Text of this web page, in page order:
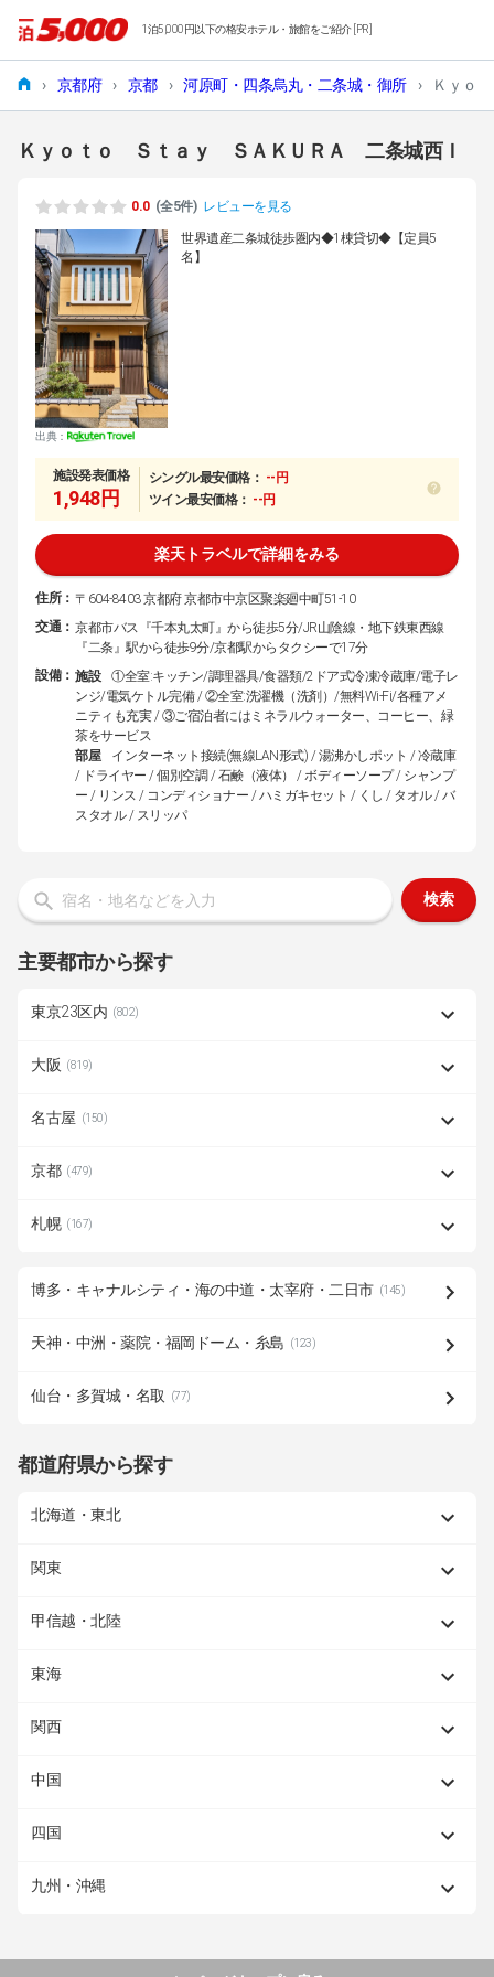
1泊5,000円以下の格安ホテル・旅館をご紹介 [PR]
› 京都府 › 京都 › 河原町・四条烏丸・二条城・御所 › Ｋｙｏ
Ｋｙｏｔｏ Ｓｔａｙ ＳＡＫＵＲＡ 二条城西Ｉ
0.0 (全5件) レビューを見る
出典：
世界遺産二条城徒歩圏内◆1棟貸切◆【定員5
名】
施設発表価格
1,948円
シングル最安価格： --円
ツイン最安価格： --円
楽天トラベルで詳細をみる
住所： 〒604-8403 京都府 京都市中京区聚楽廻中町51-10
交通： 京都市バス『千本丸太町』から徒歩5分/JR山陰線・地下鉄東西線
『二条』駅から徒歩9分/京都駅からタクシーで17分
設備： 施設
①全室:キッチン/調理器具/食器類/2ドア式冷凍冷蔵庫/電子レ
ンジ/電気ケトル完備 / ②全室:洗濯機（洗剤）/無料Wi-Fi/各種アメ
ニティも充実 / ③ご宿泊者にはミネラルウォーター、コーヒー、緑
茶をサービス
部屋
インターネット接続(無線LAN形式) / 湯沸かしポット / 冷蔵庫
/ ドライヤー / 個別空調 / 石鹸（液体） / ボディーソープ / シャンプ
ー / リンス / コンディショナー / ハミガキセット / くし / タオル / バ
スタオル / スリッパ
検索
主要都市から探す
東京23区内 (802)
大阪 (819)
名古屋 (150)
京都 (479)
札幌 (167)
博多・キャナルシティ・海の中道・太宰府・二日市 (145)
天神・中洲・薬院・福岡ドーム・糸島 (123)
仙台・多賀城・名取 (77)
都道府県から探す
北海道・東北
関東
甲信越・北陸
東海
関西
中国
四国
九州・沖縄